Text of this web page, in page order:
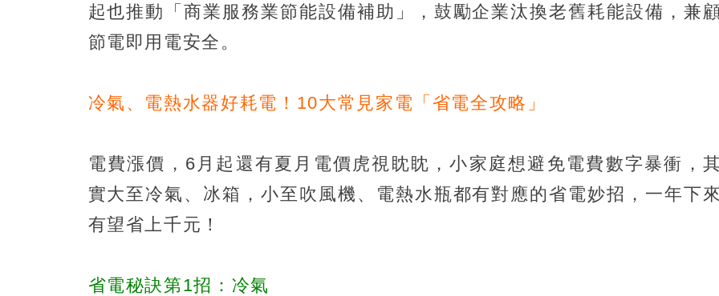
起也推動「商業服務業節能設備補助」，鼓勵企業汰換老舊耗能設備，兼
節電即用電安全。
冷氣、電熱水器好耗電！10大常見家電「省電全攻略」
電費漲價，6月起還有夏月電價虎視眈眈，小家庭想避免電費數字暴衝，其
實大至冷氣、冰箱，小至吹風機、電熱水瓶都有對應的省電妙招，一年下來
有望省上千元！
省電秘訣第1招：冷氣